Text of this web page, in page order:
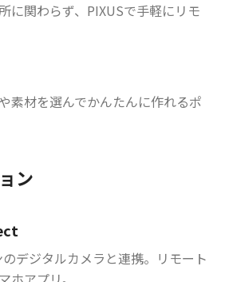
に関わらず、PIXUSで手軽にリモ
素材を選んでかんたんに作れるポ
ン
デジタルカメラと連携。リモート